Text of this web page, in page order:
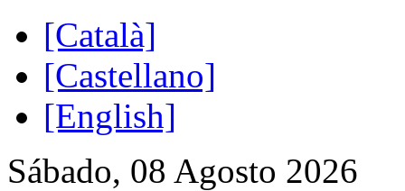
[Català]
[Castellano]
[English]
Sábado, 08 Agosto 2026